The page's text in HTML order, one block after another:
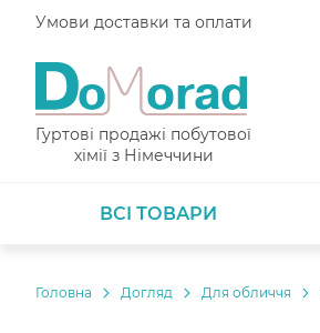
Умови доставки та оплати
Гуртові продажі побутової
хімії з Німеччини
ВСІ ТОВАРИ
Головнa Догляд Для обличчя